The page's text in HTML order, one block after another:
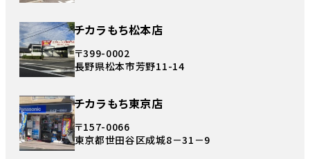
チカラもち松本店
〒399-0002
長野県松本市芳野11-14
チカラもち東京店
〒157-0066
東京都世田谷区成城8－31－9